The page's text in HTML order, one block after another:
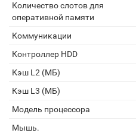
Количество слотов для
оперативной памяти
Коммуникации
Контроллер HDD
Кэш L2 (МБ)
Кэш L3 (МБ)
Модель процессора
Мышь.